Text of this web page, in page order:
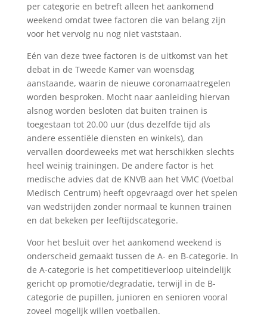
per categorie en betreft alleen het aankomend
weekend omdat twee factoren die van belang zijn
voor het vervolg nu nog niet vaststaan.
Eén van deze twee factoren is de uitkomst van het
debat in de Tweede Kamer van woensdag
aanstaande, waarin de nieuwe coronamaatregelen
worden besproken. Mocht naar aanleiding hiervan
alsnog worden besloten dat buiten trainen is
toegestaan tot 20.00 uur (dus dezelfde tijd als
andere essentiële diensten en winkels), dan
vervallen doordeweeks met wat herschikken slechts
heel weinig trainingen. De andere factor is het
medische advies dat de KNVB aan het VMC (Voetbal
Medisch Centrum) heeft opgevraagd over het spelen
van wedstrijden zonder normaal te kunnen trainen
en dat bekeken per leeftijdscategorie.
Voor het besluit over het aankomend weekend is
onderscheid gemaakt tussen de A- en B-categorie. In
de A-categorie is het competitieverloop uiteindelijk
gericht op promotie/degradatie, terwijl in de B-
categorie de pupillen, junioren en senioren vooral
zoveel mogelijk willen voetballen.